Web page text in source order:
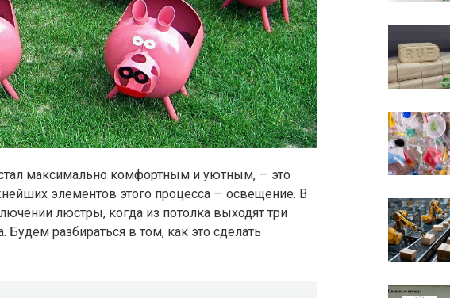
максимально комфортным и уютным, — это
элементов этого процесса — освещение. В
люстры, когда из потолка выходят три
Будем разбираться в том, как это сделать